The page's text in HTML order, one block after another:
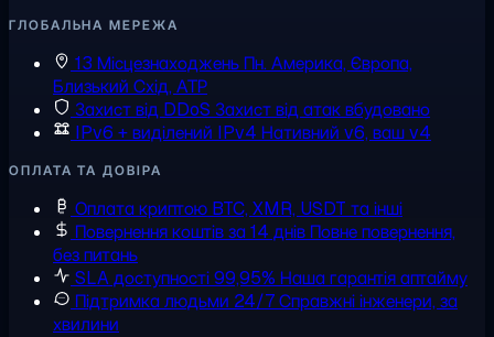
ГЛОБАЛЬНА МЕРЕЖА
13 Місцезнаходжень Пн. Америка, Європа,
Близький Схід, АТР
Захист від DDoS Захист від атак вбудовано
IPv6 + виділений IPv4 Нативний v6, ваш v4
ОПЛАТА ТА ДОВІРА
Оплата криптою BTC, XMR, USDT та інші
Повернення коштів за 14 днів Повне повернення,
без питань
SLA доступності 99,95% Наша гарантія аптайму
Підтримка людьми 24/7Справжні інженери, за
хвилини